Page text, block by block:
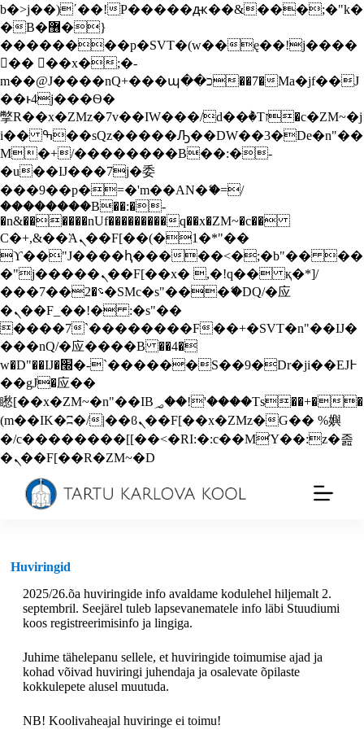
b�>j��)΄��!P�����ԫ��&���;�"k�
�B�޶�}
��������p�SVT�(w��ę��!j����
�� ��x�;�-
m��@J����nQ+���պ��כ��7�Ma�jf��J
��ͱ4j���Ѳ�
撆R��x�ZMz�7v��IW���/d��ٞ�Тז�c�ZM~�j
i�� ߒ��sQz�����Ԡ��DW��3�De�n"��
M�+/��������B��:�-
�u��IJ���7j�委
���9��p�=�'m��AN�ޭ�=/
��������B��:�-
�n&������nUf���������q��x�ZM~�c��
Ϲ�+,&��Ὰܢ��F[��(�1�*"��
ϒ��"J����ԧ�����<�;�b"�� ��
�"j�����ܢ��F[��x� ,�!q�� қ�*]/
���؝�2��7�SMc�s"���ޭ�DQ/�应
�ܢ��F_��!� :�s"��
����7`��������F��+�SVT�n"��IJ�
���nQ/�应����B ��4�
w�D"��IJ�׭�-`������S��9�Dr�ji��EJ߅
��gJ�应��
矁[��x�ZM~�n"��IB؃��!'����Тѕ��+��
(m��IK�ʭ�/|��ϐܢ��F[��x�ZMz�G�� %嬩
�/c��������[[��<�RI:�:c��MΎ��:z�졾
�ܢ��F[��R�ZM~�D
S
k
i
p
t
o
c
o
n
t
e
n
t
Huviringid
2025/26.õa huviringide info avaldame kodulehel hiljemalt 2.
septembril. Seejärel tuleb lapsevanematele info läbi Stuudiumi
koos registreerimisinfo ja lingiga.
Juhime tähelepanu sellele, et huviringide toimumise ajad ja
kohad võivad huviringi juhendaja ja osalevate õpilaste
kokkulepete alusel muutuda.
NB! Koolivaheajal huviringe ei toimu!